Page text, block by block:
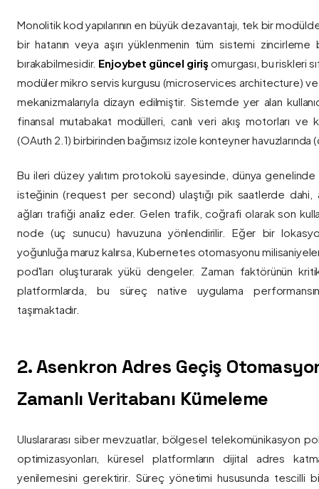
Monolitik kod yapılarının en büyük dezavantajı, tek bir
bir hatanın veya aşırı yüklenmenin tüm sistemi zincirleme
bırakabilmesidir. Enjoybet güncel giriş omurgası, bu riskleri
modüler mikro servis kurgusu (microservices architecture)
mekanizmalarıyla dizayn edilmiştir. Sistemde yer alan
finansal mutabakat modülleri, canlı veri akış motorları ve
(OAuth 2.1) birbirinden bağımsız izole konteyner havuzlarında
Bu ileri düzey yalıtım protokolü sayesinde, dünya genelinde
isteğinin (request per second) ulaştığı pik saatlerde dahi,
ağları trafiği analiz eder. Gelen trafik, coğrafi olarak son
node (uç sunucu) havuzuna yönlendirilir. Eğer bir
yoğunluğa maruz kalırsa, Kubernetes otomasyonu
pod'ları oluşturarak yükü dengeler. Zaman faktörünün
platformlarda, bu süreç native uygulama
taşımaktadır.
2. Asenkron Adres Geçiş
Zamanlı Veritabanı Kümeleme
Uluslararası siber mevzuatlar, bölgesel telekomünikasyon
optimizasyonları, küresel platformların dijital adres
yenilemesini gerektirir. Süreç yönetimi hususunda tescilli